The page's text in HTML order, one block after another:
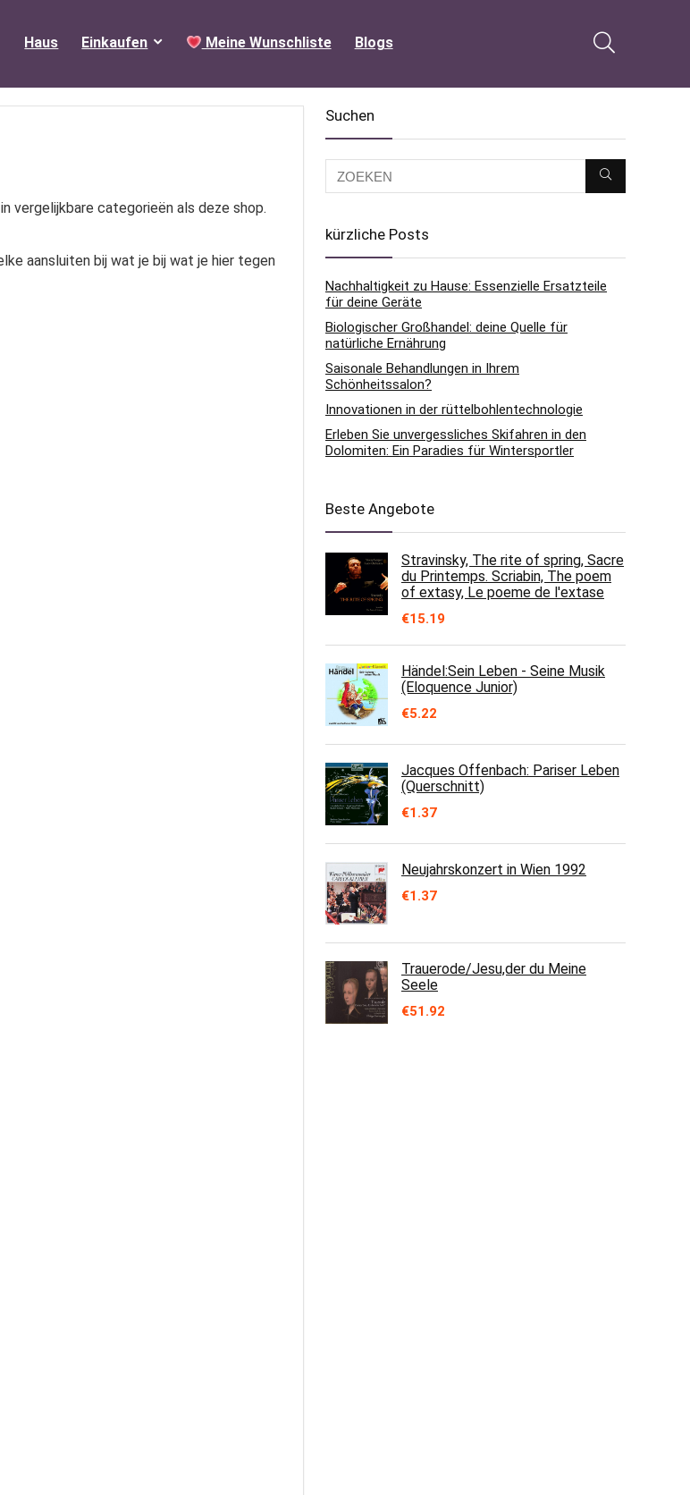
Haus Einkaufen Meine Wunschliste Blogs
vergelijkbare categorieën als deze shop.
aansluiten bij wat je bij wat je hier tegen
Suchen
kürzliche Posts
Nachhaltigkeit zu Hause: Essenzielle Ersatzteile
für deine Geräte
Biologischer Großhandel: deine Quelle für
natürliche Ernährung
Saisonale Behandlungen in Ihrem
Schönheitssalon?
Innovationen in der rüttelbohlentechnologie
Erleben Sie unvergessliches Skifahren in den
Dolomiten: Ein Paradies für Wintersportler
Beste Angebote
Stravinsky, The rite of spring, Sacre
du Printemps. Scriabin, The poem
of extasy, Le poeme de l'extase
€15.19
Händel:Sein Leben - Seine Musik
(Eloquence Junior)
€5.22
Jacques Offenbach: Pariser Leben
(Querschnitt)
€1.37
Neujahrskonzert in Wien 1992
€1.37
Trauerode/Jesu,der du Meine
Seele
€51.92